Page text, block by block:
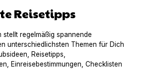
Reisetipps
stellt regelmäßig spannende
unterschiedlichsten Themen für Dich
Reisetipps,
Einreisebestimmungen, Checklisten